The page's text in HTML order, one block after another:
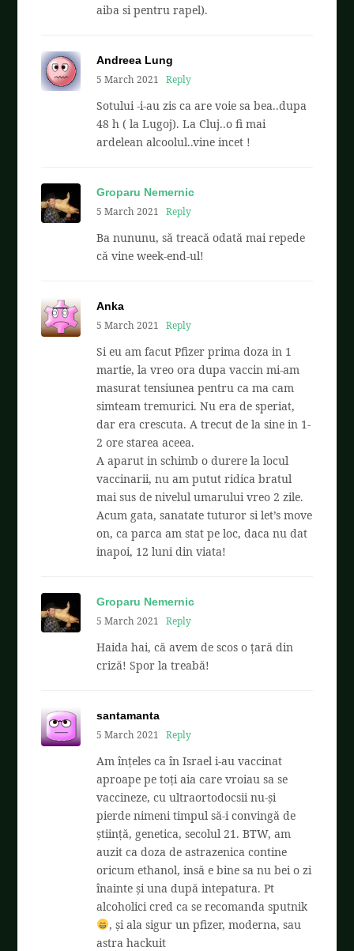
aiba si pentru rapel).
Andreea Lung
5 March 2021
Reply
Sotului -i-au zis ca are voie sa bea..dupa
48 h ( la Lugoj). La Cluj..o fi mai
ardelean alcoolul..vine incet !
Groparu Nemernic
5 March 2021
Reply
Ba nununu, să treacă odată mai repede
că vine week-end-ul!
Anka
5 March 2021
Reply
Si eu am facut Pfizer prima doza in 1
martie, la vreo ora dupa vaccin mi-am
masurat tensiunea pentru ca ma cam
simteam tremurici. Nu era de speriat,
dar era crescuta. A trecut de la sine in 1-
2 ore starea aceea.
A aparut in schimb o durere la locul
vaccinarii, nu am putut ridica bratul
mai sus de nivelul umarului vreo 2 zile.
Acum gata, sanatate tuturor si let’s move
on, ca parca am stat pe loc, daca nu dat
inapoi, 12 luni din viata!
Groparu Nemernic
5 March 2021
Reply
Haida hai, că avem de scos o țară din
criză! Spor la treabă!
santamanta
5 March 2021
Reply
Am înțeles ca în Israel i-au vaccinat
aproape pe toți aia care vroiau sa se
vaccineze, cu ultraortodocsii nu-și
pierde nimeni timpul să-i convingă de
știință, genetica, secolul 21. BTW, am
auzit ca doza de astrazenica contine
oricum ethanol, insă e bine sa nu bei o zi
înainte și una după intepatura. Pt
alcoholici cred ca se recomanda sputnik
, și ala sigur un pfizer, moderna, sau
astra hackuit